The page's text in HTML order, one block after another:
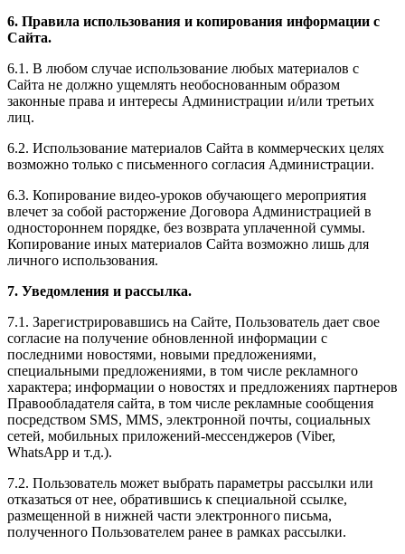
6. Правила использования и копирования информации с
Сайта.
6.1. В любом случае использование любых материалов с
Сайта не должно ущемлять необоснованным образом
законные права и интересы Администрации и/или третьих
лиц.
6.2. Использование материалов Сайта в коммерческих целях
возможно только с письменного согласия Администрации.
6.3. Копирование видео-уроков обучающего мероприятия
влечет за собой расторжение Договора Администрацией в
одностороннем порядке, без возврата уплаченной суммы.
Копирование иных материалов Сайта возможно лишь для
личного использования.
7. Уведомления и рассылка.
7.1. Зарегистрировавшись на Сайте, Пользователь дает свое
согласие на получение обновленной информации с
последними новостями, новыми предложениями,
специальными предложениями, в том числе рекламного
характера; информации о новостях и предложениях партнеров
Правообладателя сайта, в том числе рекламные сообщения
посредством SMS, MMS, электронной почты, социальных
сетей, мобильных приложений-мессенджеров (Viber,
WhatsApp и т.д.).
7.2. Пользователь может выбрать параметры рассылки или
отказаться от нее, обратившись к специальной ссылке,
размещенной в нижней части электронного письма,
полученного Пользователем ранее в рамках рассылки.